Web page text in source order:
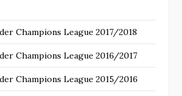
Champions League 2017/2018
Champions League 2016/2017
Champions League 2015/2016